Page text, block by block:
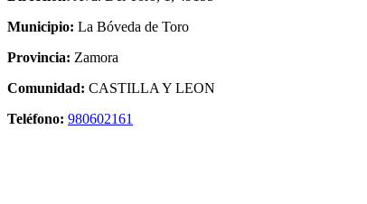
Municipio: La Bóveda de Toro
Provincia: Zamora
Comunidad: CASTILLA Y LEON
Teléfono: 980602161